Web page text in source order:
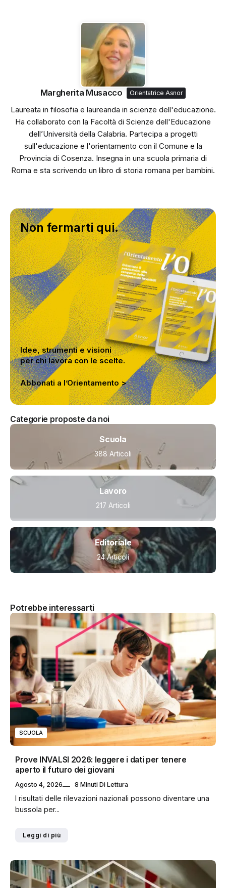
Margherita Musacco Orientatrice Asnor
Laureata in filosofia e laureanda in scienze dell'educazione.
Ha collaborato con la Facoltà di Scienze dell'Educazione
dell’Università della Calabria. Partecipa a progetti
sull'educazione e l'orientamento con il Comune e la
Provincia di Cosenza. Insegna in una scuola primaria di
Roma e sta scrivendo un libro di storia romana per bambini.
Non fermarti qui.
Idee, strumenti e visioni
per chi lavora con le scelte.
Abbonati a l’Orientamento >
Categorie proposte da noi
Scuola
388 Articoli
Lavoro
217 Articoli
Editoriale
24 Articoli
Potrebbe interessarti
SCUOLA
Prove INVALSI 2026: leggere i dati per tenere
aperto il futuro dei giovani
Agosto 4, 2026 8 Minuti Di Lettura
I risultati delle rilevazioni nazionali possono diventare una
bussola per...
Leggi di più